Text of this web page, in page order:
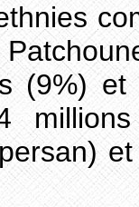
(9%)